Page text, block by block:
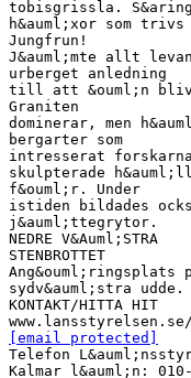
tobisgrissla.
h&auml;xor som
Jungfrun!
J&auml;mte allt
urberget anledning
till att &ouml;n
Graniten
dominerar, men
bergarter som
intresserat
skulpterade
f&ouml;r. Under
istiden bildades
j&auml;ttegrytor.
NEDRE V&Auml;STRA
STENBROTTET
Ang&ouml;ringsplats
sydv&auml;stra udde.
KONTAKT/HITTA HIT
[email protected]
Telefon
Kalmar l&auml;n: